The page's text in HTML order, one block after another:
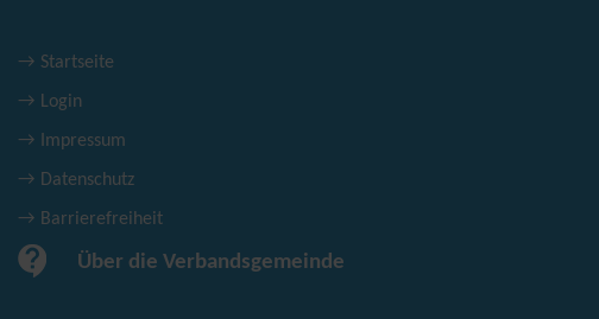
Startseite
Login
Impressum
Datenschutz
Barrierefreiheit
Über die Verbandsgemeinde